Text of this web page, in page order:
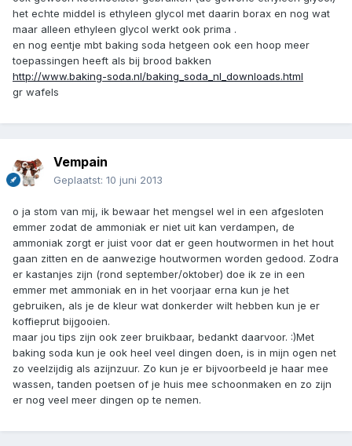
het echte middel is ethyleen glycol met daarin borax en nog wat
maar alleen ethyleen glycol werkt ook prima .
en nog eentje mbt baking soda hetgeen ook een hoop meer
toepassingen heeft als bij brood bakken
http://www.baking-soda.nl/baking_soda_nl_downloads.html
gr wafels
Vempain
Geplaatst: 10 juni 2013
o ja stom van mij, ik bewaar het mengsel wel in een afgesloten
emmer zodat de ammoniak er niet uit kan verdampen, de
ammoniak zorgt er juist voor dat er geen houtwormen in het hout
gaan zitten en de aanwezige houtwormen worden gedood. Zodra
er kastanjes zijn (rond september/oktober) doe ik ze in een
emmer met ammoniak en in het voorjaar erna kun je het
gebruiken, als je de kleur wat donkerder wilt hebben kun je er
koffieprut bijgooien.
maar jou tips zijn ook zeer bruikbaar, bedankt daarvoor. :)Met
baking soda kun je ook heel veel dingen doen, is in mijn ogen net
zo veelzijdig als azijnzuur. Zo kun je er bijvoorbeeld je haar mee
wassen, tanden poetsen of je huis mee schoonmaken en zo zijn
er nog veel meer dingen op te nemen.